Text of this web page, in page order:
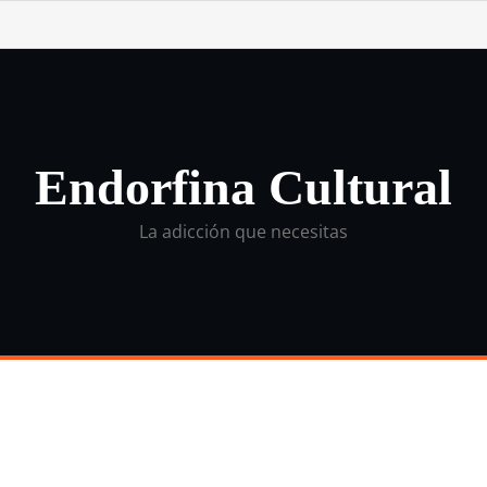
Endorfina Cultural
La adicción que necesitas